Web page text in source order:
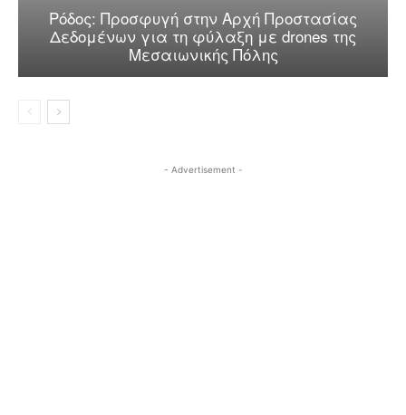
Ρόδος: Προσφυγή στην Αρχή Προστασίας
Δεδομένων για τη φύλαξη με drones της
Μεσαιωνικής Πόλης
- Advertisement -